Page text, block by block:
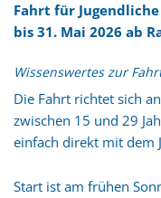
Fahrt für
bis 31. Mai 2026 ab
Wissenswertes zur
Die Fahrt richtet sich
zwischen 15 und 29
einfach direkt mit dem
Start ist am frühen